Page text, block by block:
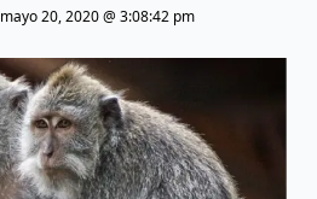
mayo 20, 2020 @ 3:08:42 pm